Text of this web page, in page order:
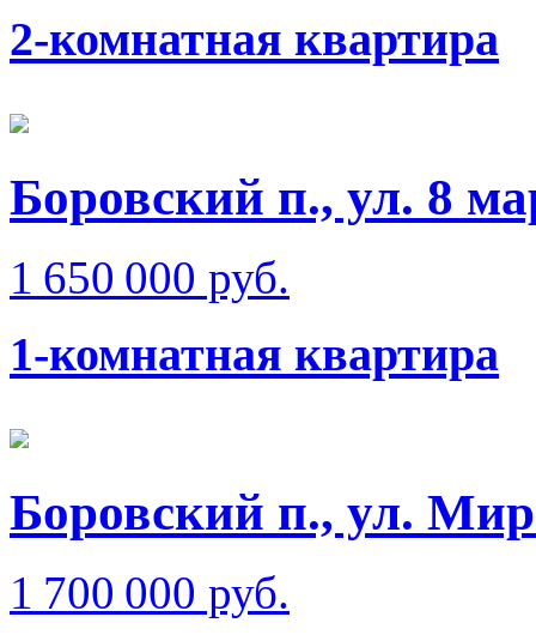
2-комнатная квартира
Боровский п., ул. 8
1 650 000 руб.
1-комнатная квартира
Боровский п., ул.
1 700 000 руб.